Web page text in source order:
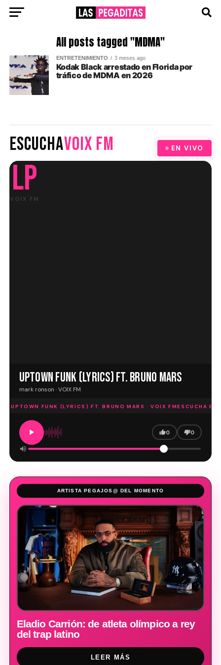
All posts tagged "MDMA"
ENTRETENIMIENTO 3 meses ago
Kodak Black arrestado en Florida por
tráfico de MDMA en 2026
ESCUCHAVOIX FM EN VIVO
LP
VOIX FM
UPTOWN FUNK (LYRICS) FT. BRUNO MARS
mark ronson · VOIX FM
UPTOWN FUNK (LYRICS) FT. BRUNO MARS · VOIX FMESCUCHA EN
0 0
ARTISTA PEGAJOS@ DEL MOMENTO
Eladio Carrión: de atleta olímpico a rey
del trap latino
LEER MÁS